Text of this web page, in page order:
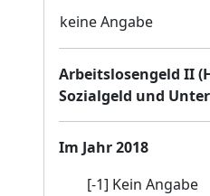
keine Angabe
Arbeitslosengeld II
Sozialgeld und
Im Jahr 2018
[-1] Kein Angabe